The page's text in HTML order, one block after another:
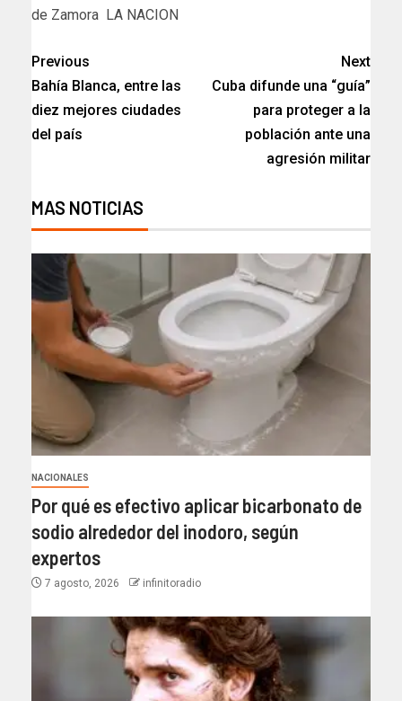
de Zamora LA NACION
Previous
Bahía Blanca, entre las
diez mejores ciudades
del país​
Next
Cuba difunde una “guía”
para proteger a la
población ante una
agresión militar
MAS NOTICIAS
NACIONALES
Por qué es efectivo aplicar bicarbonato de
sodio alrededor del inodoro, según
expertos
7 agosto, 2026 infinitoradio